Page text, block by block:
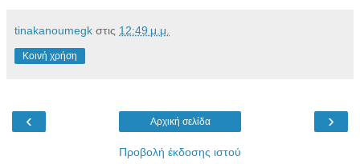
tinakanoumegk στις 12:49 μ.μ.
Κοινή χρήση
‹ ›
Αρχική σελίδα
Προβολή έκδοσης ιστού